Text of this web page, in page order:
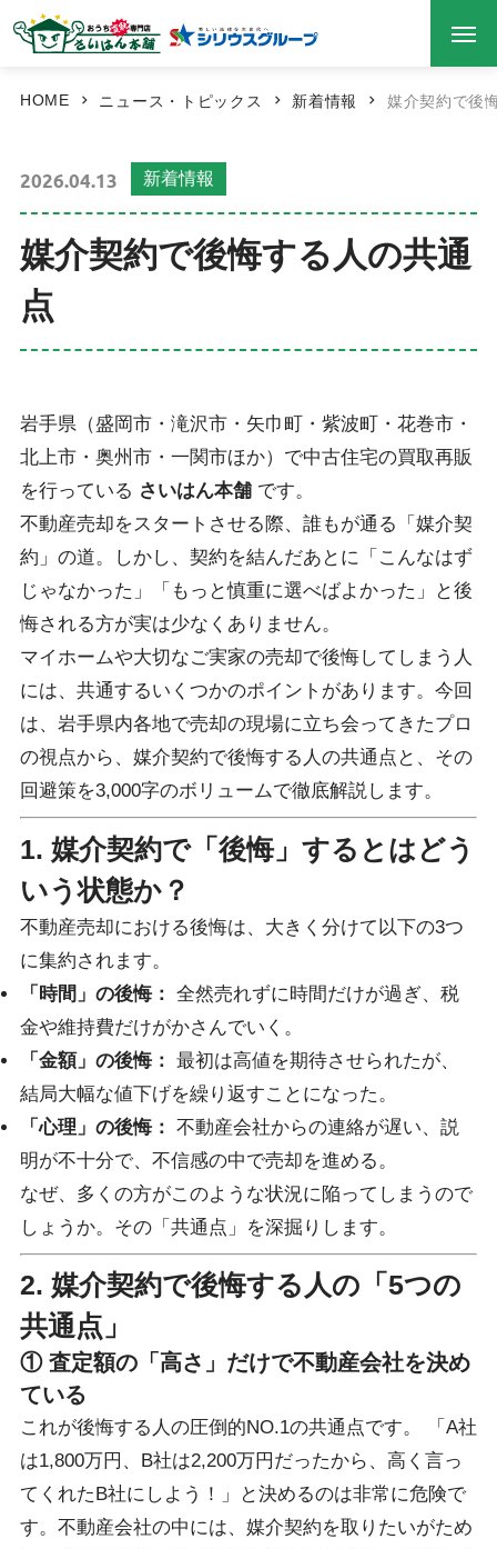
HOME ニュース・トピックス 新着情報 媒介契約で後
2026.04.13 新着情報
媒介契約で後悔する人の共通
点
岩手県（盛岡市・滝沢市・矢巾町・紫波町・花巻市・
北上市・奥州市・一関市ほか）で中古住宅の買取再販
を行っている さいはん本舗です。
不動産売却をスタートさせる際、誰もが通る「媒介契
約」の道。しかし、契約を結んだあとに「こんなはず
じゃなかった」「もっと慎重に選べばよかった」と後
悔される方が実は少なくありません。
マイホームや大切なご実家の売却で後悔してしまう人
には、共通するいくつかのポイントがあります。今回
は、岩手県内各地で売却の現場に立ち会ってきたプロ
の視点から、媒介契約で後悔する人の共通点と、その
回避策を3,000字のボリュームで徹底解説します。
1. 媒介契約で「後悔」するとはどう
いう状態か？
不動産売却における後悔は、大きく分けて以下の3つ
に集約されます。
「時間」の後悔： 全然売れずに時間だけが過ぎ、税
金や維持費だけがかさんでいく。
「金額」の後悔： 最初は高値を期待させられたが、
結局大幅な値下げを繰り返すことになった。
「心理」の後悔： 不動産会社からの連絡が遅い、説
明が不十分で、不信感の中で売却を進める。
なぜ、多くの方がこのような状況に陥ってしまうので
しょうか。その「共通点」を深掘りします。
2. 媒介契約で後悔する人の「5つの
共通点」
① 査定額の「高さ」だけで不動産会社を決め
ている
これが後悔する人の圧倒的NO.1の共通点です。 「A社
は1,800万円、B社は2,200万円だったから、高く言っ
てくれたB社にしよう！」と決めるのは非常に危険で
す。不動産会社の中には、媒介契約を取りたいがため